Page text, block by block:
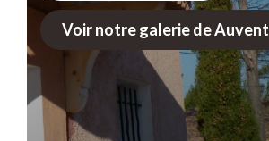
Voir notre galerie de Auvent